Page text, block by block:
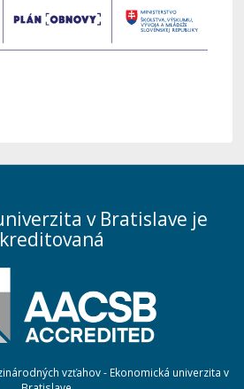
v Bratislave je
vzťahov - Ekonomická univerzita v